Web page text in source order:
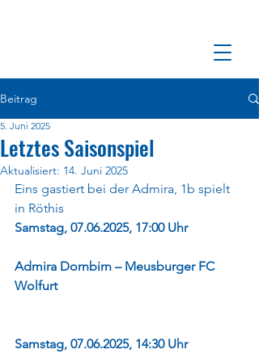
Beitrag
Letztes Saisonspiel
5. Juni 2025
Aktualisiert: 14. Juni 2025
Eins gastiert bei der Admira, 1b spielt
in Röthis
Samstag, 07.06.2025, 17:00 Uhr
Admira Dornbirn – Meusburger FC
Wolfurt
Samstag, 07.06.2025, 14:30 Uhr